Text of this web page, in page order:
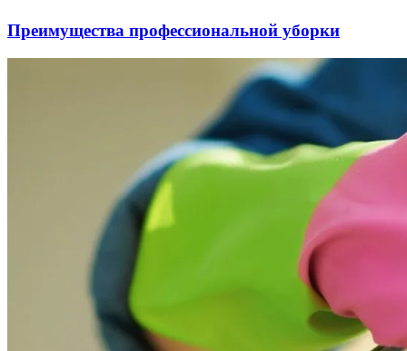
Преимущества профессиональной уборки